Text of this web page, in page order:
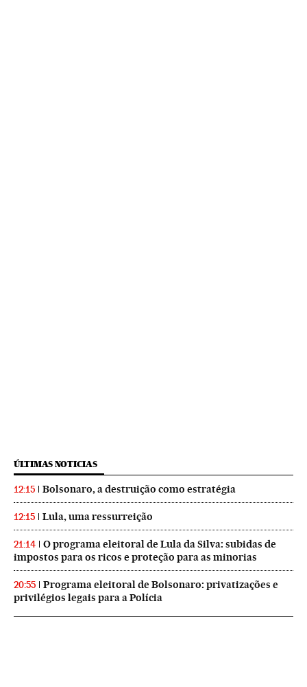
ÚLTIMAS NOTICIAS
12:15 Bolsonaro, a destruição como estratégia
12:15 Lula, uma ressurreição
21:14
O programa eleitoral de Lula da Silva: subidas de
impostos para os ricos e proteção para as minorias
20:55
Programa eleitoral de Bolsonaro: privatizações e
privilégios legais para a Polícia